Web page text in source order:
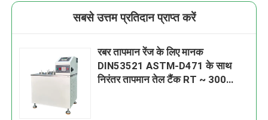
सबसे उत्तम प्रतिदान प्राप्त करें
रबर तापमान रेंज के लिए मानक
DIN53521 ASTM-D471 के साथ
निरंतर तापमान तेल टैंक RT ~ 300